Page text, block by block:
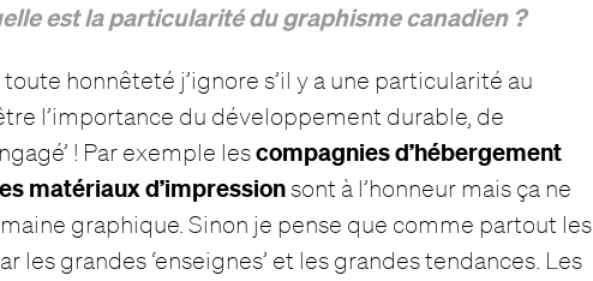
est la particularité du graphisme canadien ?
honnêteté j’ignore s’il y a une particularité au
l’importance du développement durable, de
! Par exemple lescompagnies d’hébergement
matériaux d’impressionsont à l’honneur mais ça ne
graphique. Sinon je pense que comme partout les
les grandes ‘enseignes’ et les grandes tendances. Les